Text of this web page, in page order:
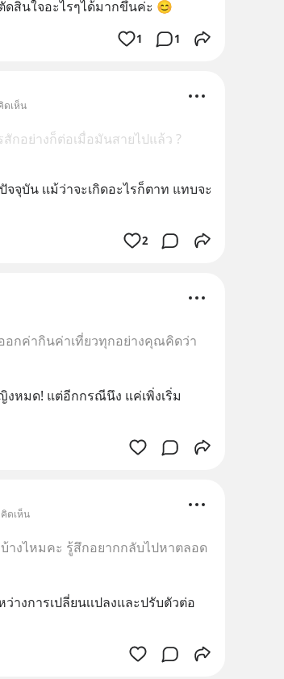
ดสินใจอะไรๆได้มากขึ้นค่ะ 😊
1 1
ดเห็น
อย่างก็ต่อเมื่อมันสายไปแล้ว ?
จุบัน เเม้ว่าจะเกิดอะไรก็ตาท แทบจะ
2
กค่ากินค่าเที่ยวทุกอย่างคุณคิดว่า
งหมด! แต่อีกกรณีนึง แค่เพิ่งเริ่ม
ดเห็น
งไหมคะ รู้สึกอยากกลับไปหาตลอด
างการเปลี่ยนเเปลงและปรับตัวต่อ